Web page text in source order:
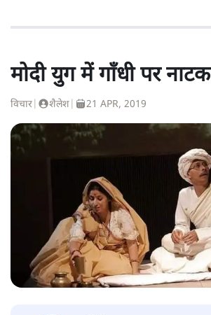
मोदी युग में गाँधी पर नाटक
विचार शैलेश 21 APR, 2019